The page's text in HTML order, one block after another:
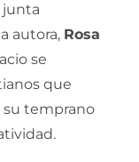
junta
autora, Rosa
se
que
su temprano